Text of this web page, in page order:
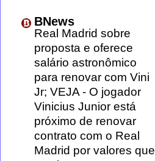
BNews
Real Madrid sobre
proposta e oferece
salário astronômico
para renovar com Vini
Jr; VEJA- O jogador
Vinicius Junior está
próximo de renovar
contrato com o Real
Madrid por valores que